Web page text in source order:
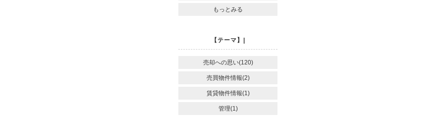
もっとみる
【テーマ】|
売却への思い(120)
売買物件情報(2)
賃貸物件情報(1)
管理(1)